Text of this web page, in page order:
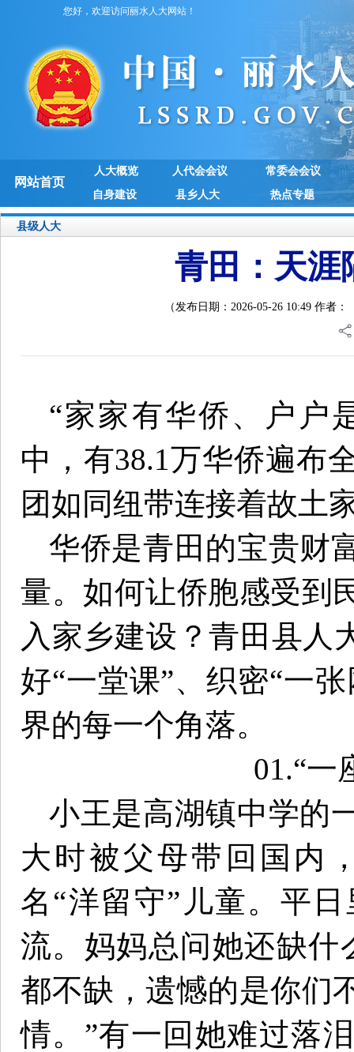
您好，欢迎访问丽水人大网站！
网站首页
人大概览 人代会会议
常委会会议
自身建设
县乡人大 热点专题
县级人大
青田：天涯
（发布日期：2026-05-26 10:49 作者
“家家有华侨、户户
中，有38.1万华侨遍布
团如同纽带连接着故土
华侨是青田的宝贵财
量。如何让侨胞感受到
入家乡建设？青田县人
好“一堂课”、织密“一
界的每一个角落。
01.“一
小王是高湖镇中学的
大时被父母带回国内
名“洋留守”儿童。平
流。妈妈总问她还缺什
都不缺，遗憾的是你们
情。”有一回她难过落